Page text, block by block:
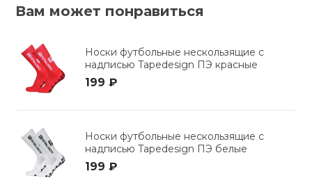
Вам может понравиться
Носки футбольные нескользящие с
надписью Tapedesign ПЭ красные
199 ₽
Носки футбольные нескользящие с
надписью Tapedesign ПЭ белые
199 ₽